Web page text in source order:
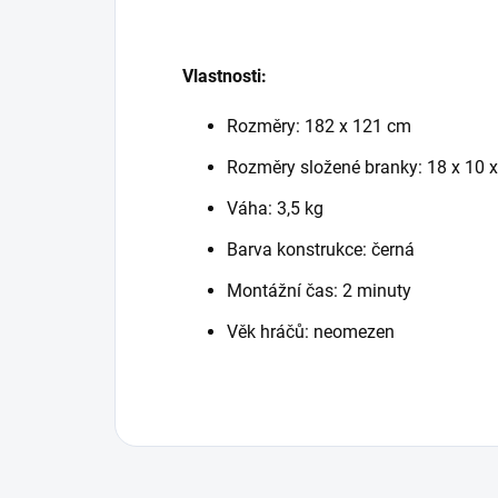
Vlastnosti:
Rozměry: 182 x 121 cm
Rozměry složené branky: 18 x 10
Váha: 3,5 kg
Barva konstrukce: černá
Montážní čas: 2 minuty
Věk hráčů: neomezen